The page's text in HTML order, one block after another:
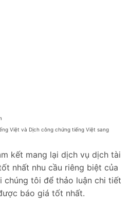
Việt và Dịch công chứng tiếng Việt sang
kết mang lại dịch vụ dịch tài
nhất nhu cầu riêng biệt của
chúng tôi để thảo luận chi tiết
báo giá tốt nhất.